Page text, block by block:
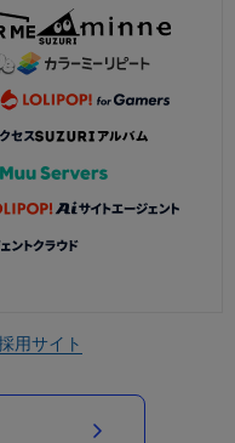
用サイト